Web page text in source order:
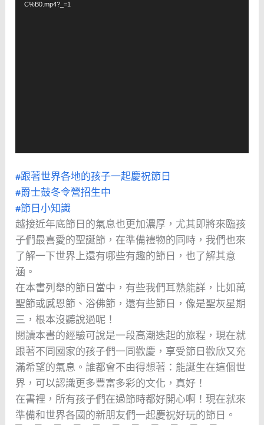
C%B0.mp4?_=1
#跟著世界各地的孩子一起慶祝節日
#爵士鼓冬令營招生中
#節日小知識
越接近年底節日的氣息也更加濃厚，尤其即將來臨孩
子們最喜愛的聖誕節，在準備禮物的同時，我們也來
了解一下世界上還有哪些有趣的節日，也了解其意
涵。
在本書列舉的節日當中，有些我們耳熟能詳，比如萬
聖節或感恩節、浴佛節，還有些節日，像是聖灰星期
三，根本沒聽說過呢！
閱讀本書的經驗可說是一段高潮迭起的旅程，現在就
跟著不同國家的孩子們一同歡慶，享受節日歡欣又充
滿希望的氣息。誰都會不由得想著：能誕生在這個世
界，可以認識更多豐富多彩的文化，真好！
在書裡，所有孩子們在過節時都好開心啊！現在就來
準備和世界各國的新朋友們一起慶祝好玩的節日。